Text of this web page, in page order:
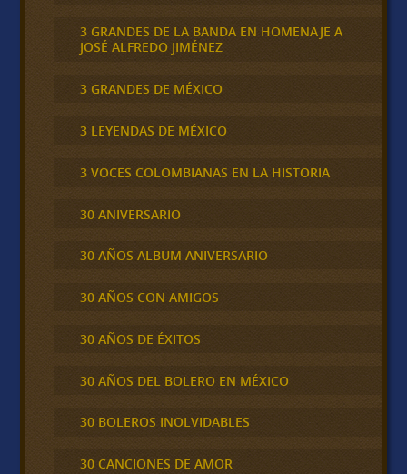
3 GRANDES DE LA BANDA EN HOMENAJE A
JOSÉ ALFREDO JIMÉNEZ
3 GRANDES DE MÉXICO
3 LEYENDAS DE MÉXICO
3 VOCES COLOMBIANAS EN LA HISTORIA
30 ANIVERSARIO
30 AÑOS ALBUM ANIVERSARIO
30 AÑOS CON AMIGOS
30 AÑOS DE ÉXITOS
30 AÑOS DEL BOLERO EN MÉXICO
30 BOLEROS INOLVIDABLES
30 CANCIONES DE AMOR